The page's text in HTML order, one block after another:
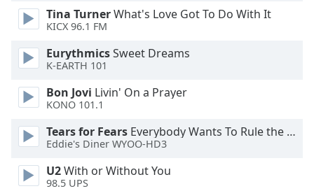
Text
Background
Background
Color
Tina TurnerWhat's Love Got To Do With It
KICX 96.1 FM
EurythmicsSweet Dreams
K-EARTH 101
Bon Jovi Livin' On a Prayer
KONO 101.1
Tears for Fears Everybody Wants To Rule the World
Eddie's Diner WYOO-HD3
U2With or Without You
98.5 UPS